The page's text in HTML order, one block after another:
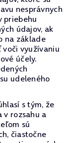
nesprávnych
priebehu
údajov, ak
na základe
využívaniu
účely.
udeleného
s tým, že
rozsahu a
sú
čiastočne